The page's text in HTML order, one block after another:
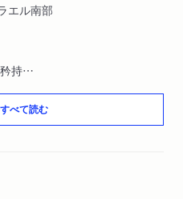
ル南部
持
憶
と排除される外国メディア
ル拘束下の拷問
奇襲へ
べて読む